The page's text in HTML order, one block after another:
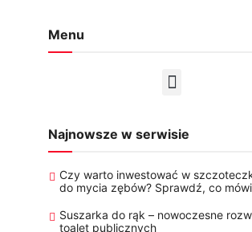
Menu
Najnowsze w serwisie
Czy warto inwestować w
do mycia zębów? Sprawdź, co
Suszarka do rąk – nowoczesne
toalet publicznych